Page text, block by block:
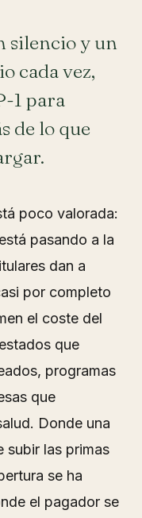
silencio y un
cada vez,
1 para
de lo que
poco valorada:
pasando a la
dan a
por completo
el coste del
que
programas
que
Donde una
subir las primas
se ha
el pagador se